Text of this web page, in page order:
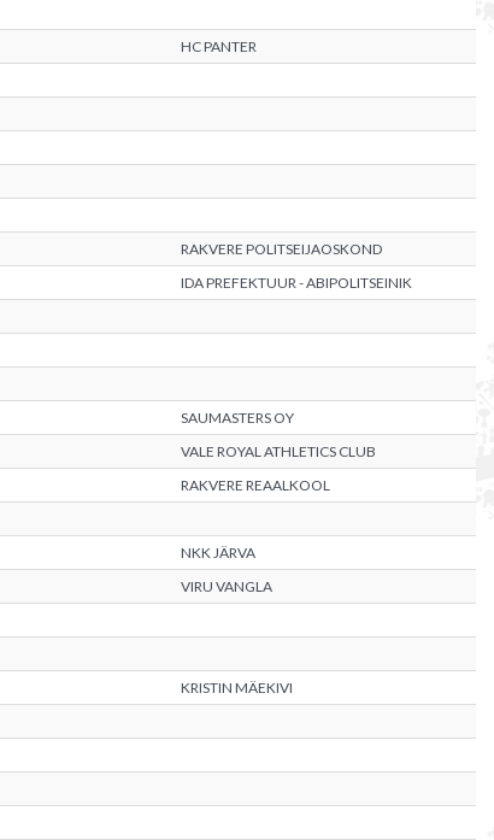
HC PANTER
RAKVERE POLITSEIJAOSKOND
IDA PREFEKTUUR - ABIPOLITSEINIK
SAUMASTERS OY
VALE ROYAL ATHLETICS CLUB
RAKVERE REAALKOOL
NKK JÄRVA
VIRU VANGLA
KRISTIN MÄEKIVI